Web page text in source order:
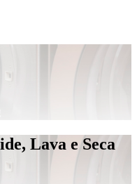
Lava e Seca